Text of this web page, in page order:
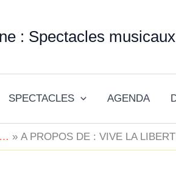
: Spectacles
SPECTACLES AGENDA
… A PROPOS DE : VIVE LA